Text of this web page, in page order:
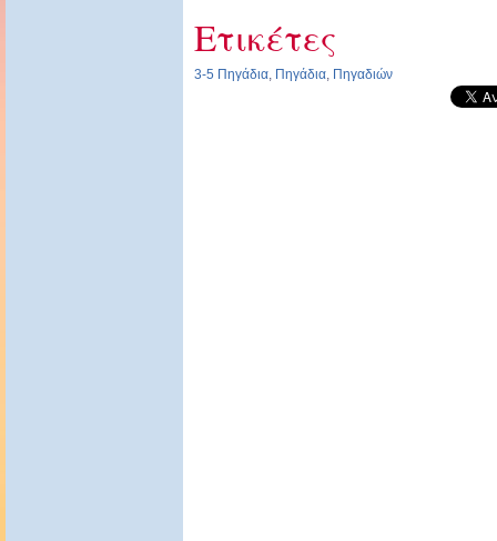
Ετικέτες
3-5 Πηγάδια, Πηγάδια, Πηγαδιών